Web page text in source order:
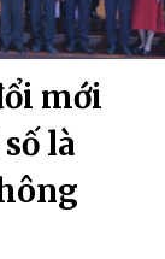
mới
là